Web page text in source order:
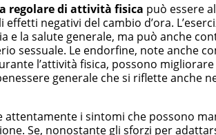
regolare di attività fisica può essere
negativi del cambio d’ora.
e la salute generale, ma può anche
sessuale. Le endorfine, note anche
l’attività fisica, possono migliorare
generale che si riflette anche
i sintomi che possono
Se, nonostante gli sforzi per